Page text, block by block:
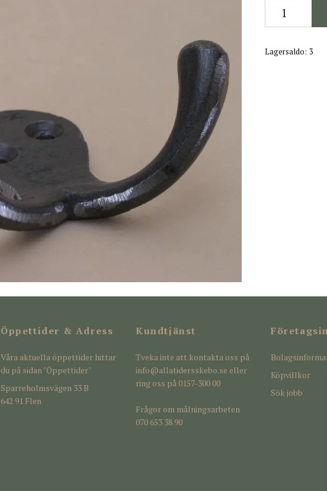
Lagersaldo: 3
Öppettider & Adress
Våra aktuella öppettider hittar
du på sidan "Öppettider"
Sparreholmsvägen 33 B
642 91 Flen
Kundtjänst
Tveka inte att kontakta oss på
info@allatidersskebo.se eller
ring oss på 0157-300 00
Frågor om målningsarbeten
070 653 38 90
Köpvillkor
Sök jobb